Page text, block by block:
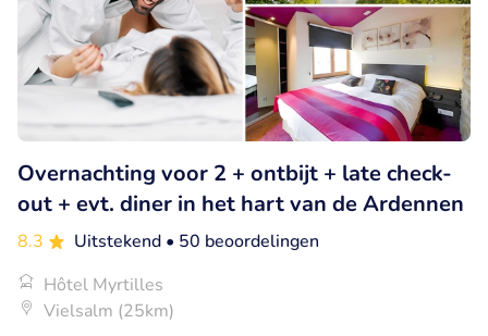
Overnachting voor 2 + ontbijt + late check-
out + evt. diner in het hart van de Ardennen
8.3 Uitstekend • 50 beoordelingen
Hôtel Myrtilles
Vielsalm (25km)